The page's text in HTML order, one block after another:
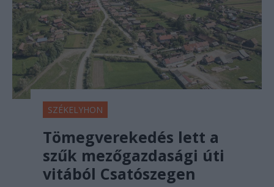
SZÉKELYHON
Tömegverekedés lett a
szűk mezőgazdasági úti
vitából Csatószegen